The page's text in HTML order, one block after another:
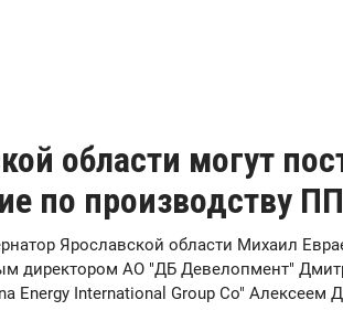
области могут
по производству ПП
Ярославской области Михаил
директором АО "ДБ Девелопмент"
Energy International Group Co" Алексеем